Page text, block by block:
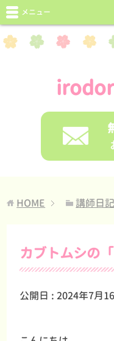
メニュー
HOME 講師日記
カブトムシの
公開日 :2024年7月